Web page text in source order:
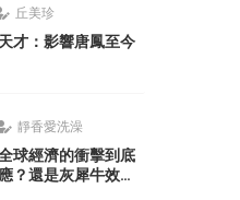
丘美珍
才：影響唐鳳至今
靜香愛洗澡
球經濟的衝擊到底
？還是灰犀牛效